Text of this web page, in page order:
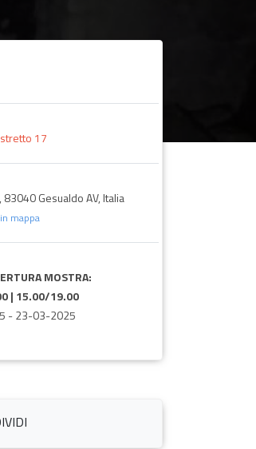
17
83040 Gesualdo AV, Italia
mappa
MOSTRA:
| 15.00/19.00
-23-03-2025